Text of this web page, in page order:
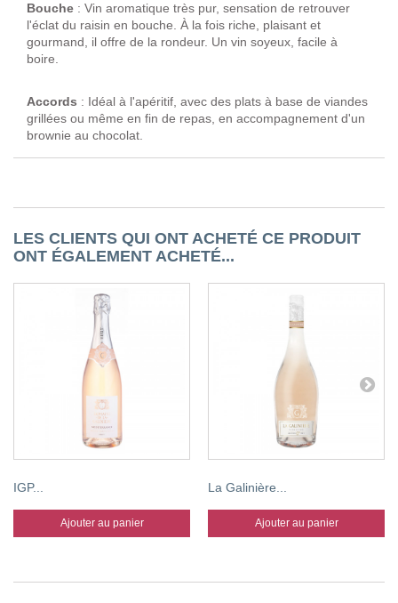
Bouche : Vin aromatique très pur, sensation de retrouver
l'éclat du raisin en bouche. À la fois riche, plaisant et
gourmand, il offre de la rondeur. Un vin soyeux, facile à
boire.
Accords : Idéal à l'apéritif, avec des plats à base de viandes
grillées ou même en fin de repas, en accompagnement d'un
brownie au chocolat.
LES CLIENTS QUI ONT ACHETÉ CE PRODUIT
ONT ÉGALEMENT ACHETÉ...
IGP...
Ajouter au panier
La Galinière...
Ajouter au panier